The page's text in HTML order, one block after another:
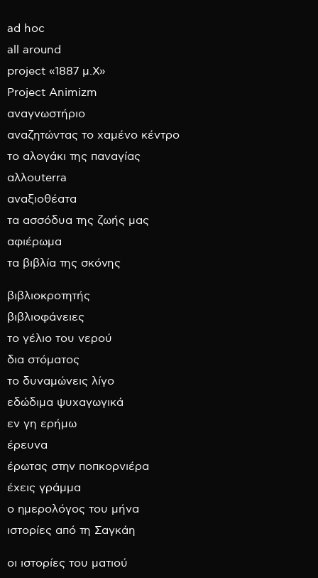
ad hoc
all around
project «1887 μ.Χ»
Project Animizm
αναγνωστήριο
αναζητώντας το χαμένο κέντρο
το αλογάκι της παναγίας
αλλουterra
αναξιοθέατα
τα ασσόδυα της ζωής μας
αφιέρωμα
τα βιβλία της σκόνης
βιβλιοκροτητής
βιβλιοφάνειες
το γέλιο του νερού
δια στόματος
το δυναμώνεις λίγο
εδώδιμα ψυχαγωγικά
εν γη ερήμω
έρευνα
έρωτας στην ποπκορνιέρα
έχεις γράμμα
ο ημερολόγος του μήνα
ιστορίες από τη Σαγκάη
οι ιστορίες του ματιού